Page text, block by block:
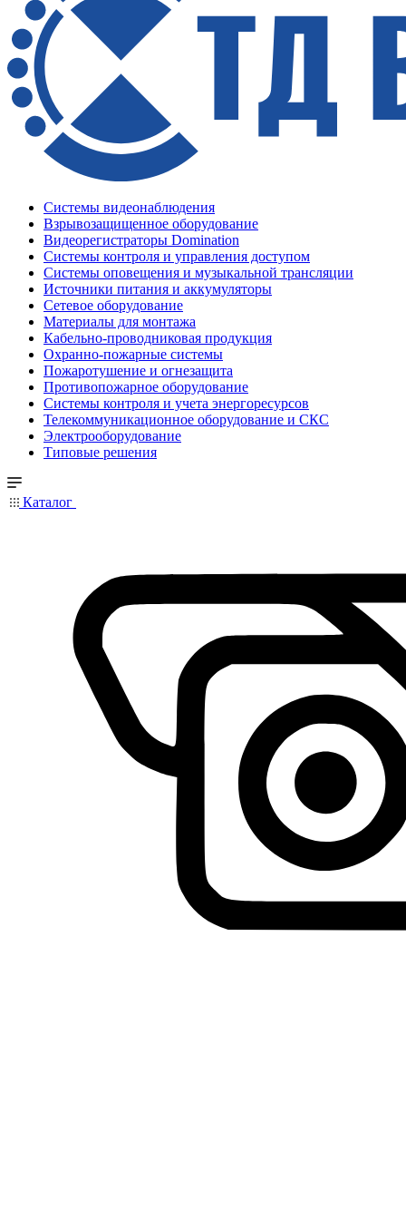
Системы видеонаблюдения
Взрывозащищенное оборудование
Видеорегистраторы Domination
Системы контроля и управления доступом
Системы оповещения и музыкальной трансляции
Источники питания и аккумуляторы
Сетевое оборудование
Материалы для монтажа
Кабельно-проводниковая продукция
Охранно-пожарные системы
Пожаротушение и огнезащита
Противопожарное оборудование
Системы контроля и учета энергоресурсов
Телекоммуникационное оборудование и СКС
Электрооборудование
Типовые решения
Каталог